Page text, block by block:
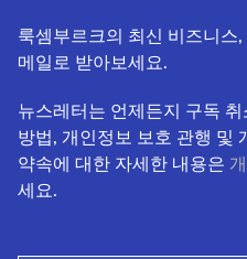
룩셈부르크의 최신 비즈니스
메일로 받아보세요.
뉴스레터는 언제든지 구독
방법, 개인정보 보호 관행 및
약속에 대한 자세한 내용은
세요.